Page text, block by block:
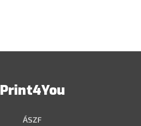
Print4You
ÁSZF